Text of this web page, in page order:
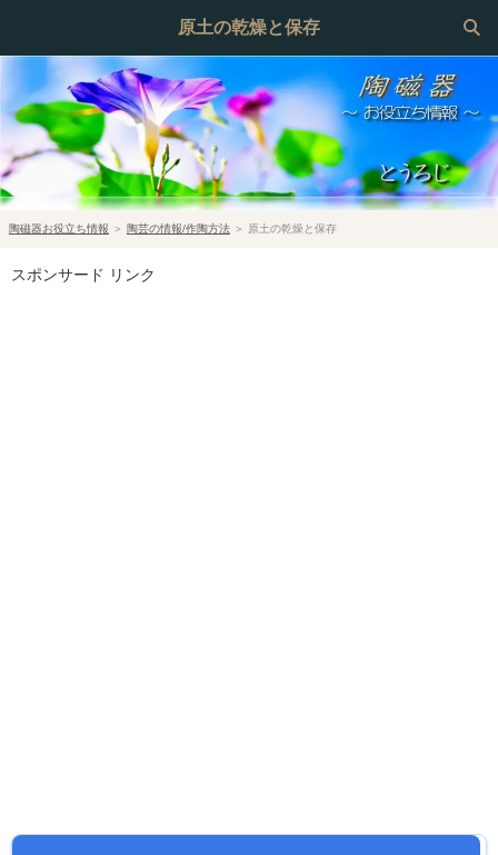
原土の乾燥と保存
陶磁器お役立ち情報 ＞ 陶芸の情報/作陶方法 ＞ 原土の乾燥と保存
スポンサード リンク